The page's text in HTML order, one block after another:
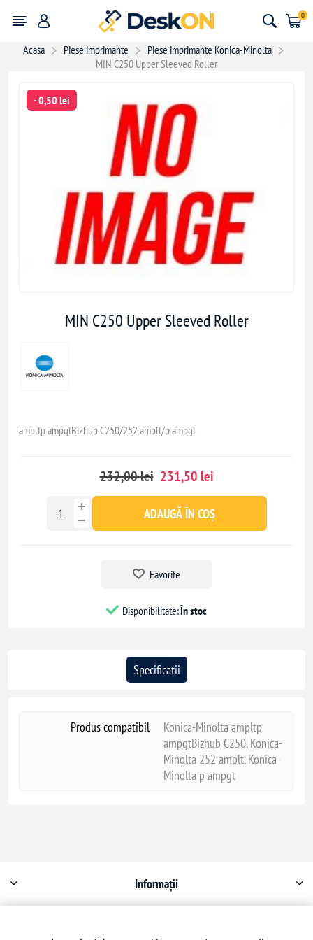
0
Acasa Piese imprimante
Piese imprimante Konica-Minolta
MIN C250 Upper Sleeved Roller
- 0,50 lei
MIN C250 Upper Sleeved Roller
ampltp ampgtBizhub C250/252 amplt/p ampgt
232,00 lei 231,50 lei
ADAUGĂ ÎN COȘ
Favorite
Disponibilitate:În stoc
Specificatii
Produs compatibil
Konica-Minolta ampltp
ampgtBizhub C250, Konica-
Minolta 252 amplt, Konica-
Minolta p ampgt
Informații